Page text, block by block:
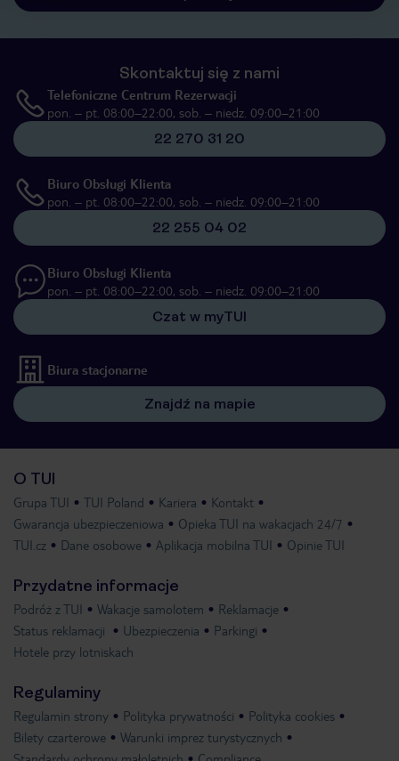
Skontaktuj się z nami
Telefoniczne Centrum Rezerwacji
pon. – pt. 08:00–22:00, sob. – niedz. 09:00–21:00
22 270 31 20
Biuro Obsługi Klienta
pon. – pt. 08:00–22:00, sob. – niedz. 09:00–21:00
22 255 04 02
Biuro Obsługi Klienta
pon. – pt. 08:00–22:00, sob. – niedz. 09:00–21:00
Czat w myTUI
Biura stacjonarne
Znajdź na mapie
O TUI
Grupa TUI TUI Poland Kariera
Kontakt
Gwarancja ubezpieczeniowa
Opieka TUI na wakacjach 24/7
TUI.cz
Dane osobowe Aplikacja mobilna TUI Opinie TUI
Przydatne informacje
Podróż z TUI Wakacje samolotem
Reklamacje
Status reklamacji
Ubezpieczenia
Parkingi
Hotele przy lotniskach
Regulaminy
Regulamin strony Polityka prywatności
Polityka cookies
Bilety czarterowe
Warunki imprez turystycznych